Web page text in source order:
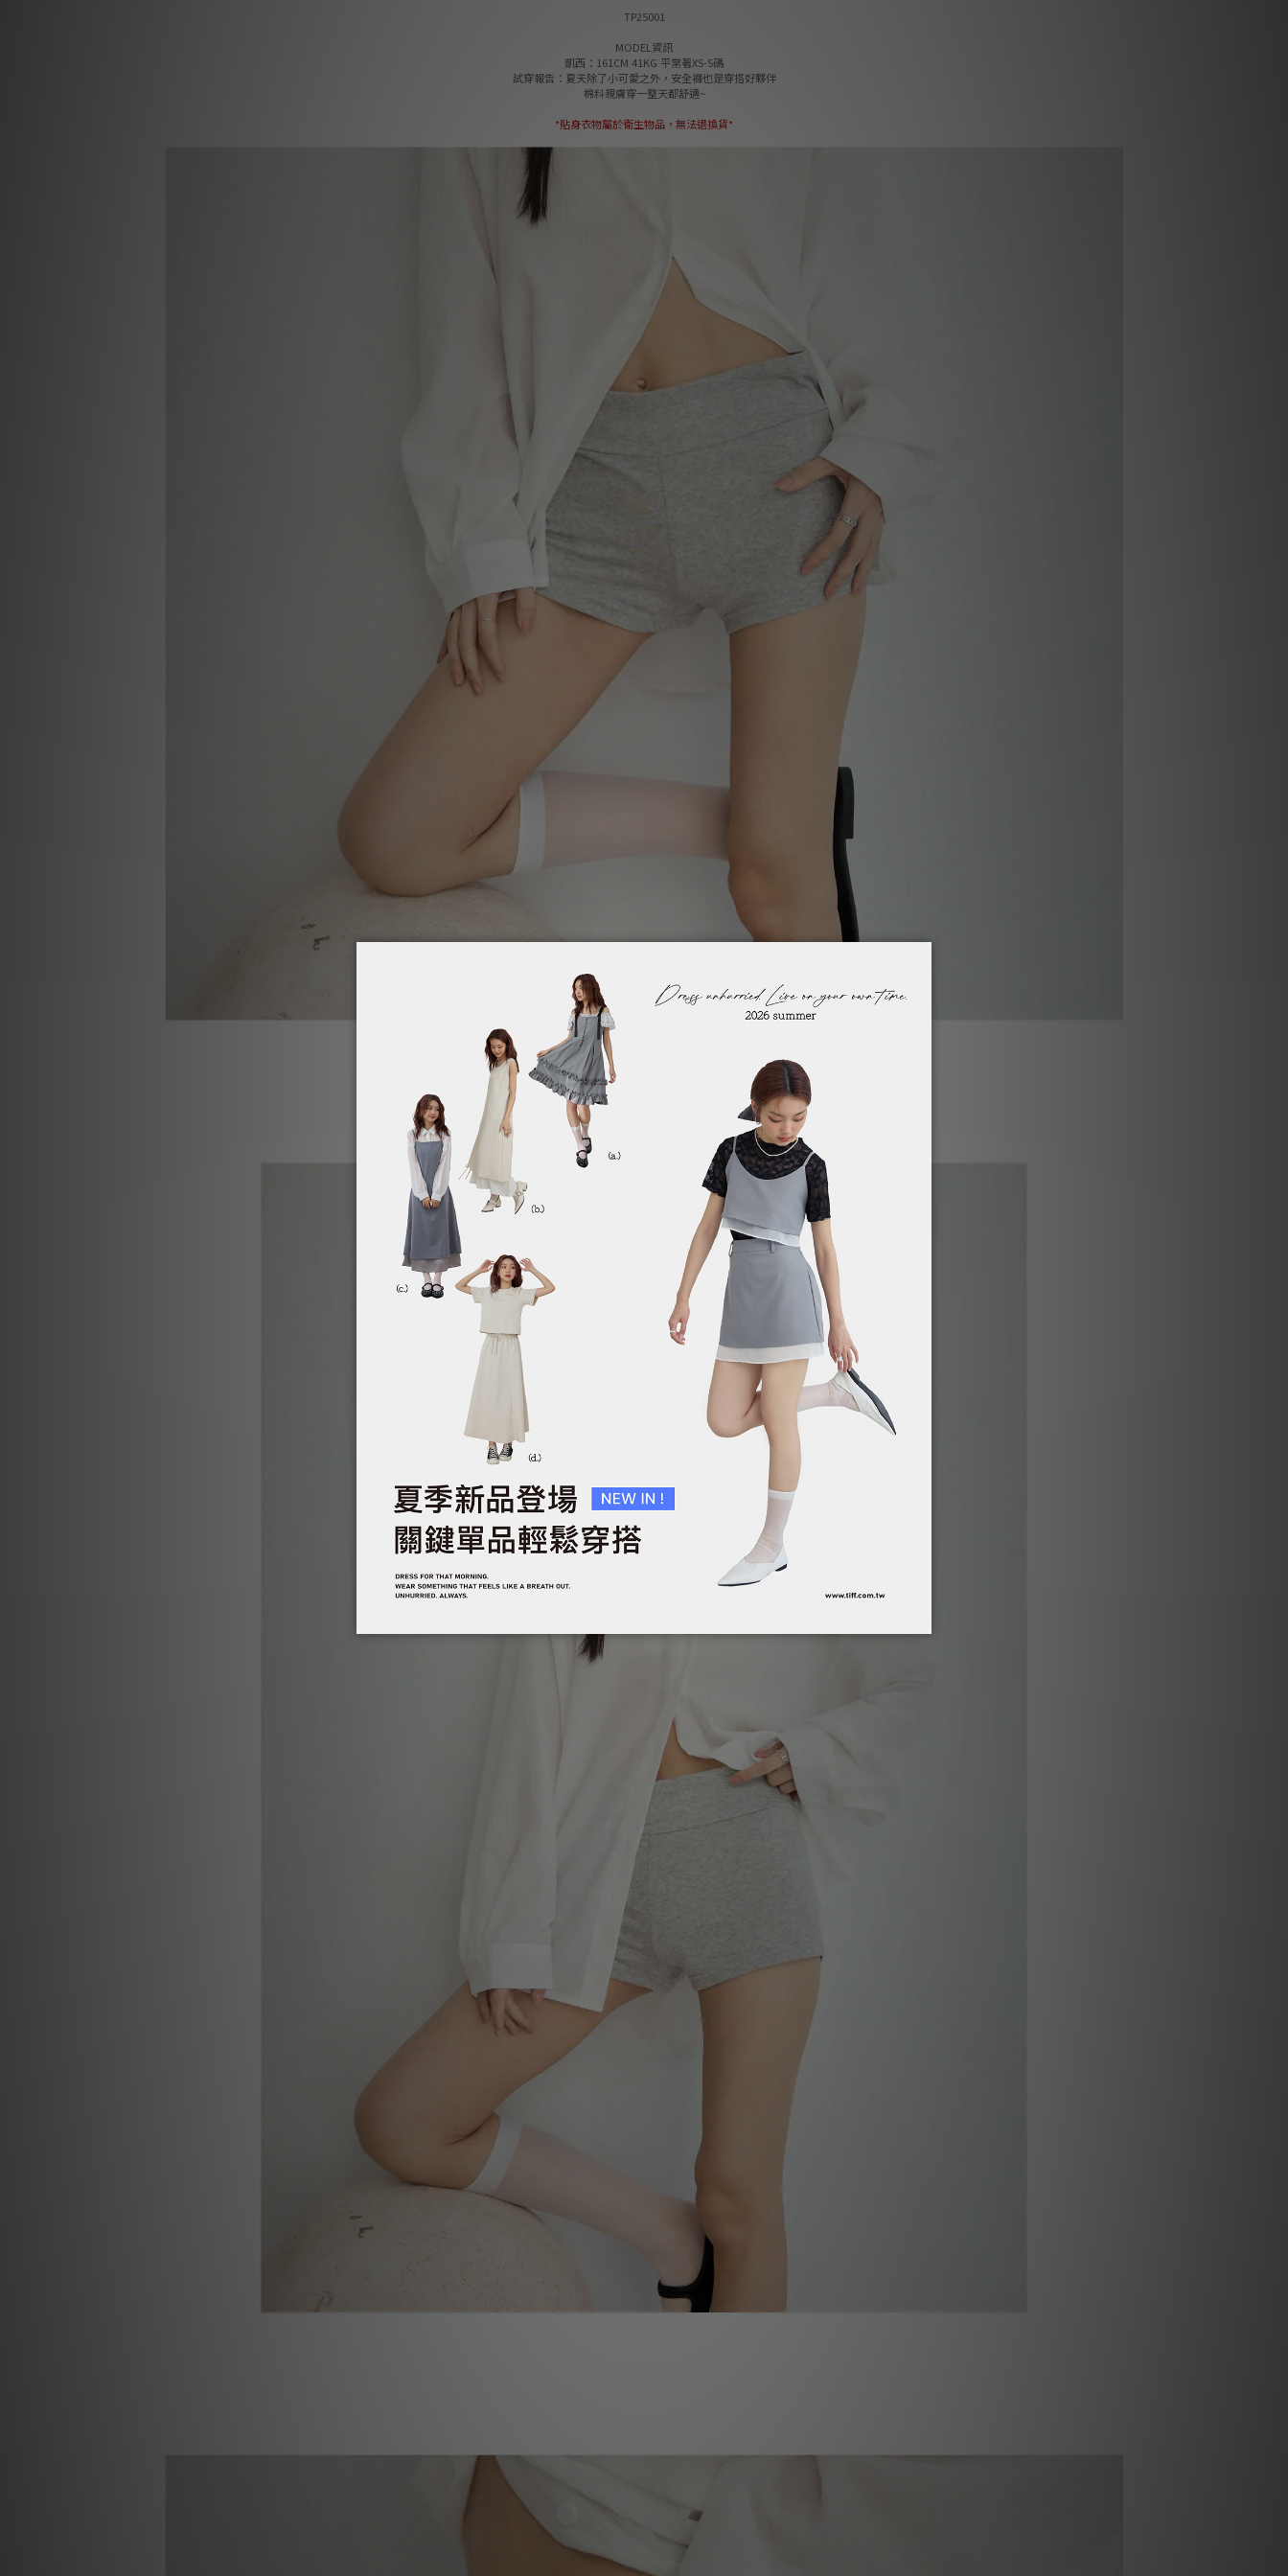
TP25001
MODEL資訊
凱西：161CM 41KG 平常著XS-S碼
試穿報告：夏天除了小可愛之外，安全褲也是穿搭好夥伴
棉料親膚穿一整天都舒適~
*貼身衣物屬於衛生物品，無法退換貨*